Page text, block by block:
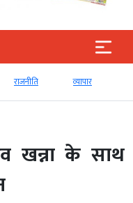
राजनीति व्‍यापार
खन्ना के साथ